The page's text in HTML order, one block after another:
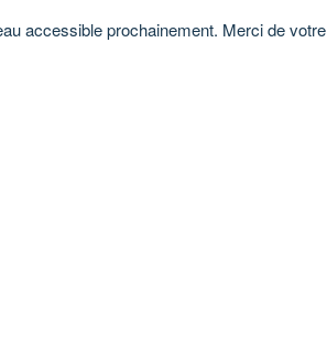
accessible prochainement. Merci de votre